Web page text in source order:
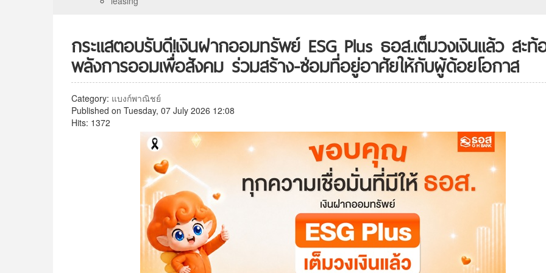
กระแสตอบรับดี!เงินฝากออมทรัพย์ ESG Plus ธอส.เต็มวงเงินแล้ว สะท้
พลังการออมเพื่อสังคม ร่วมสร้าง-ซ่อมที่อยู่อาศัยให้กับผู้ด้อยโอกาส
Category: แบงก์พาณิชย์
Published on Tuesday, 07 July 2026 12:08
Hits: 1372